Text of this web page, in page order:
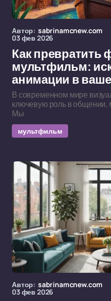
Автор: sabrinamcnew.com
03 фев 2026
Как превратить
мультфильм:
анимации в
В современном мире
ключевую роль в общении,
Мы
мультфильм
Автор: sabrinamcnew.com
03 фев 2026